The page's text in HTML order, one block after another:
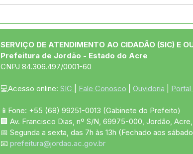
Executivo e Legislativo se
Reúnem para Alinhar
Ações em Prol do
Município
SERVIÇO DE ATENDIMENTO AO CIDADÃO (SIC) E
Prefeitura de Jordão - Estado do Acre
CNPJ 84.306.497/0001-60
💻Acesso online: SIC Fale Conosco Ouvidoria
📱Fone: +55 (68) 99251-0013 (Gabinete do Prefeito)
🏢 Av. Francisco Dias, nº S/N, 69975-000, Jordão,
📅 Segunda a sexta, das 7h às 13h (Fechado aos
📧 prefeitura@jordao.ac.gov.br